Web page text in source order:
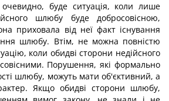
буде ситуація, коли лише
шлюбу буде добросовісною,
приховала від неї факт існування
шлюбу. Втім, не можна повністю
коли обидві сторони недійсного
Порушення, які формально
шлюбу, можуть мати об'єктивний, а
Якщо обидві сторони шлюбу,